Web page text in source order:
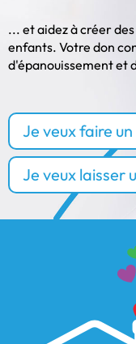
... et aidez à créer
enfants. Votre don
d'épanouissement et
Je veux faire
Je veux laisser